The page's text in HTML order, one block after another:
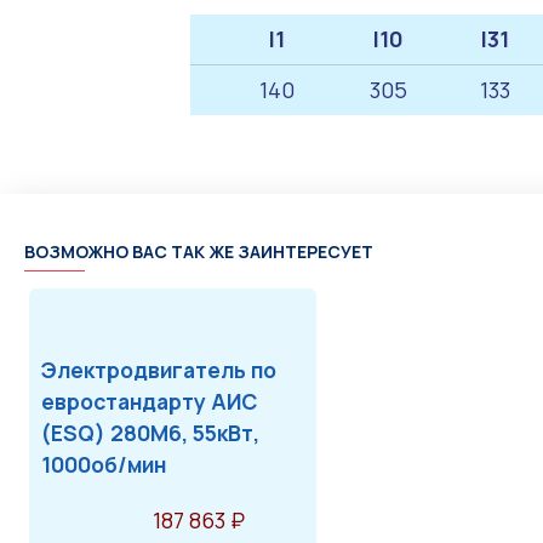
l1 l10 l31
140
305 133
ВОЗМОЖНО ВАС ТАК ЖЕ ЗАИНТЕРЕСУЕТ
Электродвигатель по
евростандарту АИС
(ESQ) 280M6, 55кВт,
1000об/мин
187 863 ₽